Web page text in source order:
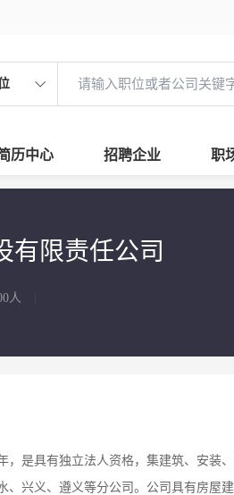
历中心 招聘企业 职
有限责任公司
人
，是具有独立法人资格，集建筑、安装
、兴义、遵义等分公司。公司具有房屋